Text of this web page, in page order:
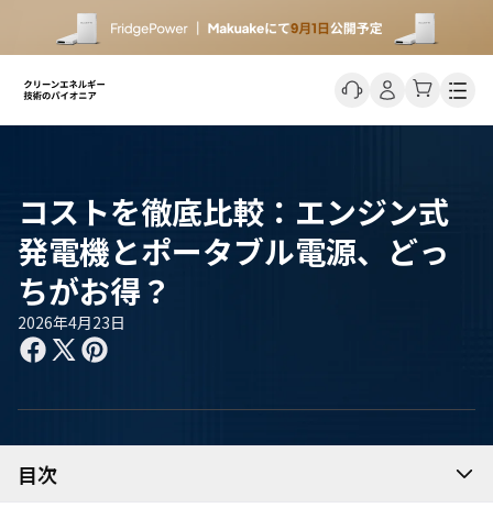
コストを徹底比較：エンジン式
発電機とポータブル電源、どっ
ちがお得？
2026年4月23日
目次